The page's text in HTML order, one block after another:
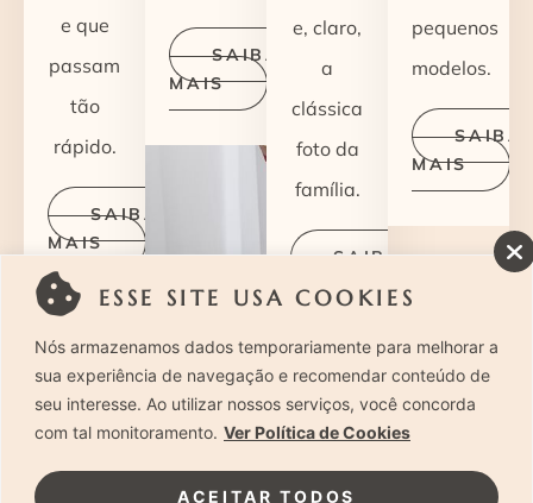
ESSE SITE USA COOKIES
Nós armazenamos dados temporariamente para melhorar a
sua experiência de navegação e recomendar conteúdo de
seu interesse. Ao utilizar nossos serviços, você concorda
com tal monitoramento. Ver Política de Cookies
ACEITAR TODOS
e que
passam
tão
rápido.
SAIBA
MAIS
SAIBA
MAIS
e, claro,
a
clássica
foto da
família.
SAIBA
MAIS
pequenos
modelos.
SAIBA
MAIS